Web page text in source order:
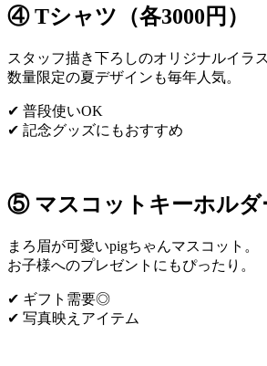
④ Tシャツ（各3000円）
スタッフ描き下ろしのオリジナルイラス
数量限定の夏デザインも毎年人気。
✔ 普段使いOK
✔ 記念グッズにもおすすめ
⑤ マスコットキーホルダ
まろ眉が可愛いpigちゃんマスコット。
お子様へのプレゼントにもぴったり。
✔ ギフト需要◎
✔ 写真映えアイテム